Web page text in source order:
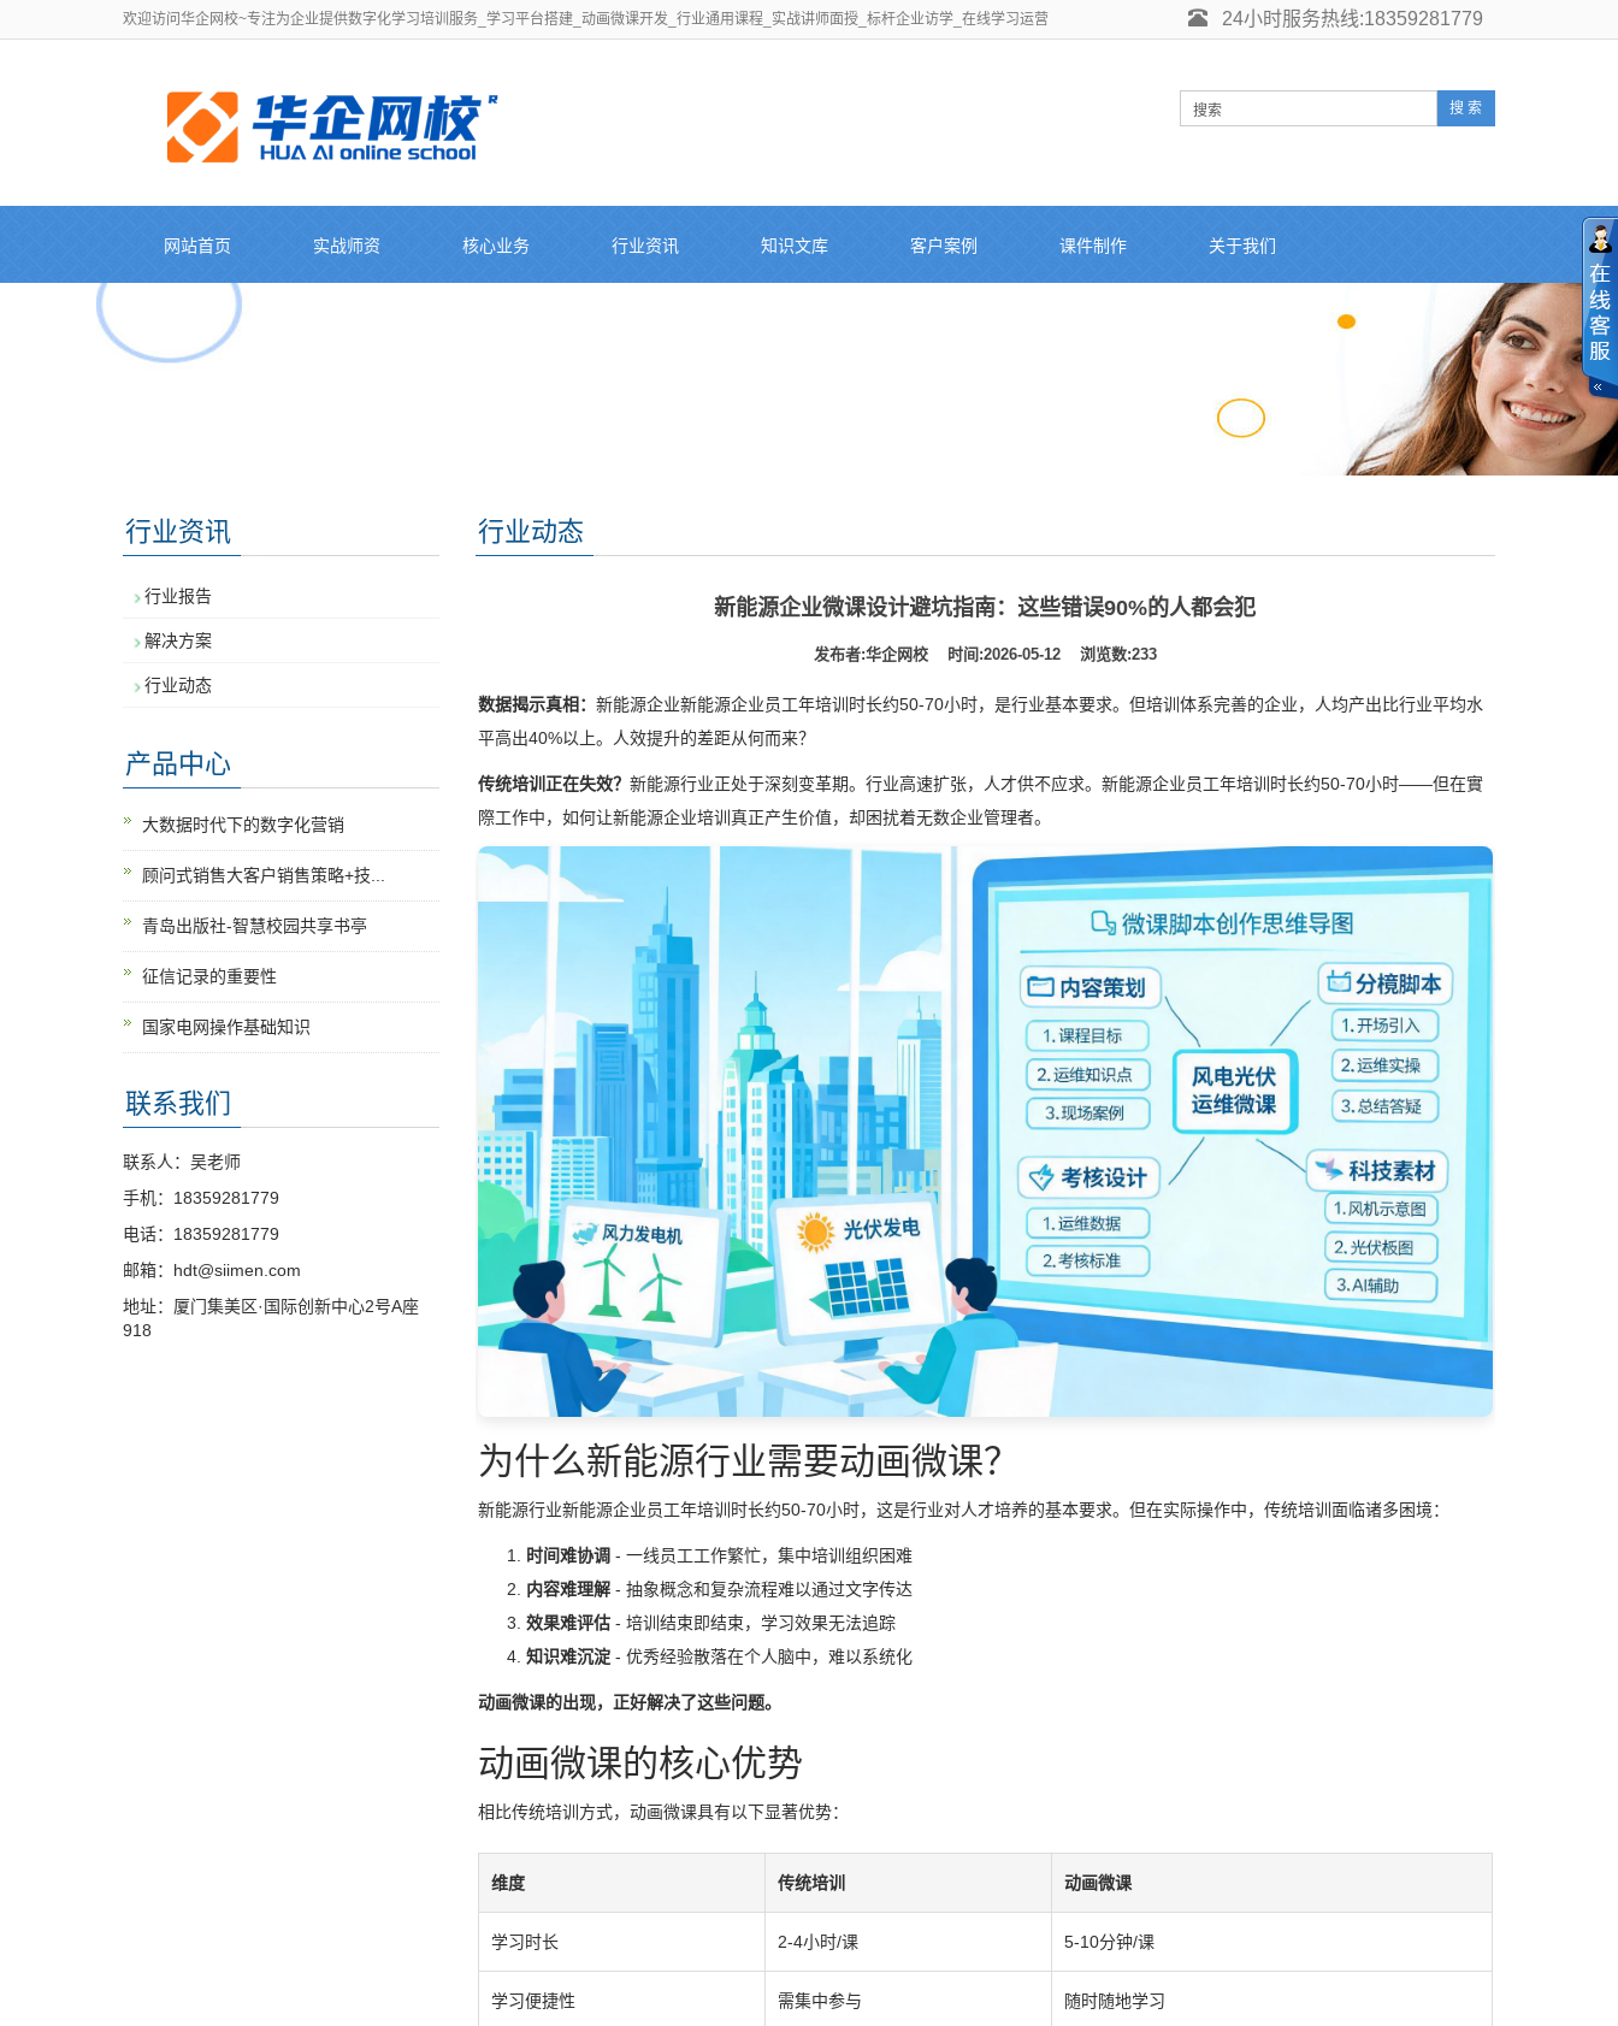
欢迎访问华企网校~专注为企业提供数字化学习培训服务_学习平台搭建_动画微课开发_行业通用课程_实战讲师面授_标杆企业访学_在线学习运营 24小时服务热线:18359281779
网站首页 实战师资 核心业务 行业资讯 知识文库 客户案例 课件制作 关于我们
行业动态
新能源企业微课设计避坑指南：这些错误90%的人都会犯
发布者:华企网校 时间:2026-05-12 浏览数:233
数据揭示真相： 新能源企业新能源企业员工年培训时长约50-70小时，是行业基本要求。但培训体系完善的企业，人均产出比行业平均水
平高出40%以上。人效提升的差距从何而来？
传统培训正在失效？ 新能源行业正处于深刻变革期。行业高速扩张，人才供不应求。新能源企业员工年培训时长约50-70小时——但在實
際工作中，如何让新能源企业培训真正产生价值，却困扰着无数企业管理者。
为什么新能源行业需要动画微课？
新能源行业新能源企业员工年培训时长约50-70小时，这是行业对人才培养的基本要求。但在实际操作中，传统培训面临诸多困境：
时间难协调 - 一线员工工作繁忙，集中培训组织困难
内容难理解- 抽象概念和复杂流程难以通过文字传达
效果难评估- 培训结束即结束，学习效果无法追踪
知识难沉淀- 优秀经验散落在个人脑中，难以系统化
动画微课的出现，正好解决了这些问题。
动画微课的核心优势
相比传统培训方式，动画微课具有以下显著优势：
维度 传统培训 动画微课
学习时长 2-4小时/课 5-10分钟/课
学习便捷性 需集中参与 随时随地学习
行业资讯
行业报告
解决方案
行业动态
产品中心
大数据时代下的数字化营销
顾问式销售大客户销售策略+技...
青岛出版社-智慧校园共享书亭
征信记录的重要性
国家电网操作基础知识
联系我们
联系人：吴老师
手机：18359281779
电话：18359281779
邮箱：hdt@siimen.com
地址：厦门集美区·国际创新中心2号A座
918